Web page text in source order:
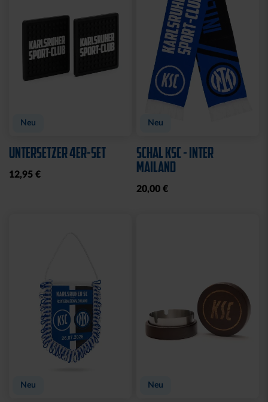
Neu
UNTERSETZER 4ER-SET
12,95 €
Neu
SCHAL KSC - INTER
MAILAND
20,00 €
Neu Neu